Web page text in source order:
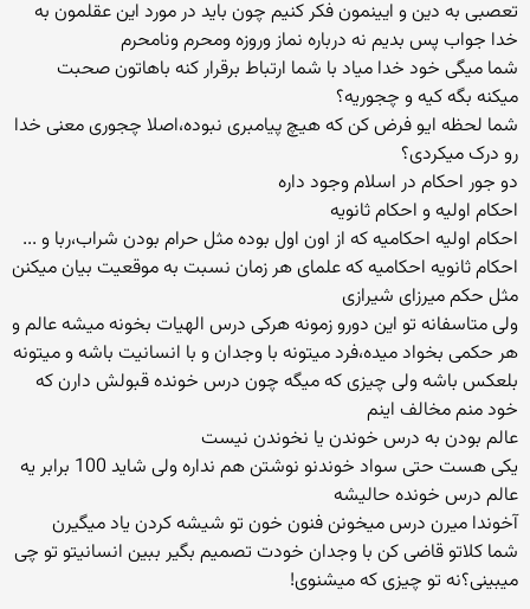
تعصبی به دین و ایینمون فكر كنیم چون باید در مورد این عقلمون به
خدا جواب پس بدیم نه درباره نماز وروزه ومحرم ونامحرم
شما میگی خود خدا میاد با شما ارتباط برقرار کنه باهاتون صحبت
میکنه بگه کیه و چجوریه؟
شما لحظه ایو فرض کن که هیچ پیامبری نبوده،اصلا چجوری معنی خدا
رو درک میکردی؟
دو جور احکام در اسلام وجود داره
احکام اولیه و احکام ثانویه
احکام اولیه احکامیه که از اون اول بوده مثل حرام بودن شراب،ربا و ...
احکام ثانویه احکامیه که علمای هر زمان نسبت به موقعیت بیان میکنن
مثل حکم میرزای شیرازی
ولی متاسفانه تو این دورو زمونه هرکی درس الهیات بخونه میشه عالم و
هر حکمی بخواد میده،فرد میتونه با وجدان و با انسانیت باشه و میتونه
بلعکس باشه ولی چیزی که میگه چون درس خونده قبولش دارن که
خود منم مخالف اینم
عالم بودن به درس خوندن یا نخوندن نیست
یکی هست حتی سواد خوندنو نوشتن هم نداره ولی شاید 100 برابر یه
عالم درس خونده حالیشه
آخوندا میرن درس میخونن فنون خون تو شیشه کردن یاد میگیرن
شما کلاتو قاضی کن با وجدان خودت تصمیم بگیر ببین انسانیتو تو چی
میبینی؟نه تو چیزی که میشنوی!